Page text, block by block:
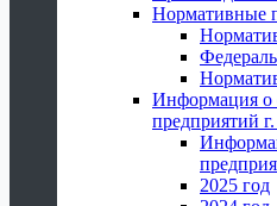
Нормативные
Информация о
предприятий
2025 год